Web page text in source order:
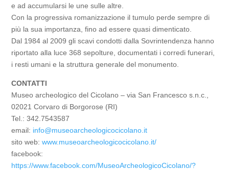
e ad accumularsi le une sulle altre.
Con la progressiva romanizzazione il tumulo perde sempre di
più la sua importanza, fino ad essere quasi dimenticato.
Dal 1984 al 2009 gli scavi condotti dalla Sovrintendenza hanno
riportato alla luce 368 sepolture, documentati i corredi funerari,
i resti umani e la struttura generale del monumento.
CONTATTI
Museo archeologico del Cicolano – via San Francesco s.n.c.,
02021 Corvaro di Borgorose (RI)
Tel.: 342.7543587
email: info@museoarcheologicocicolano.it
sito web: www.museoarcheologicocicolano.it/
facebook:
https://www.facebook.com/MuseoArcheologicoCicolano/?